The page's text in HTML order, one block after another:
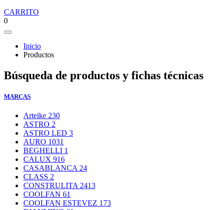
CARRITO
0
Inicio
Productos
Búsqueda de productos y fichas técnicas
MARCAS
Arteike 230
ASTRO 2
ASTRO LED 3
AURO 1031
BEGHELLI 1
CALUX 916
CASABLANCA 24
CLASS 2
CONSTRULITA 2413
COOLFAN 61
COOLFAN ESTEVEZ 173